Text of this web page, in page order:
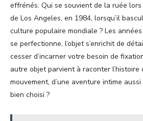
effrénés. Qui se souvient de la ruée lors
de Los Angeles, en 1984, lorsqu’il
culture populaire mondiale ? Les
se perfectionne, l’objet s’enrichit de
cesser d’incarner votre besoin de
autre objet parvient à raconter l’histoire
mouvement, d’une aventure intime aussi
bien choisi ?